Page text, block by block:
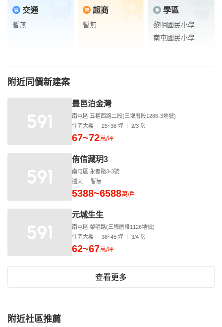
交通
暫無
超商
暫無
學區
黎明國民小學
南屯國民小學
附近同價新建案
豐邑泊金灣
南屯區 五權西路二段(三塊厝段1286-3地號)
住宅大樓
25~38 坪 2/3 房
67~72萬/坪
侑信藏玥3
南屯區 永春路3-3號
透天
暫無
5388~6588萬/戶
元城生生
南屯區 黎明路(三塊厝段1126地號)
住宅大樓
38~45 坪 3/4 房
62~67萬/坪
查看更多
附近社區推薦